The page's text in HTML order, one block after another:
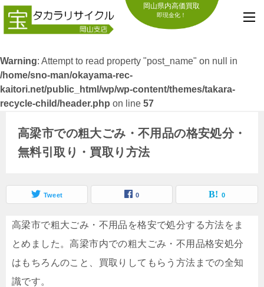
岡山県内高価買取
即現金化！
Warning: Attempt to read property "post_name" on null in
/home/sno-man/okayama-rec-
kaitori.net/public_html/wp/wp-content/themes/takara-
recycle-child/header.php on line 57
高梁市での粗大ごみ・不用品の格安処分・
無料引取り・買取り方法
Tweet 0 0
高梁市で粗大ごみ・不用品を格安で処分する方法をま
とめました。高梁市内での粗大ごみ・不用品格安処分
はもちろんのこと、買取りしてもらう方法までの全知
識です。